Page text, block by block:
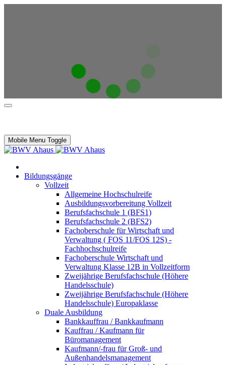
Mobile Menu Toggle
Bildungsgänge
Vollzeit
Allgemeine Hochschulreife
Ausbildungsvorbereitung Vollzeit
Berufsfachschule 1 (BFS1)
Berufsfachschule 2 (BFS2)
Fachoberschule für Wirtschaft und
Verwaltung ( FOS 11/FOS 12S) -
Fachhochschulreife
Fachoberschule Wirtschaft und
Verwaltung Klasse 12B in Vollzeitform
Zweijährige Berufsfachschule (Höhere
Handelsschule)
Zweijährige Berufsfachschule (Höhere
Handelsschule) Europaklasse
Duale Ausbildung
Bankkauffrau / Bankkaufmann
Kauffrau / Kaufmann für
Büromanagement
Kaufmann/-frau für Groß- und
Außenhandelsmanagement